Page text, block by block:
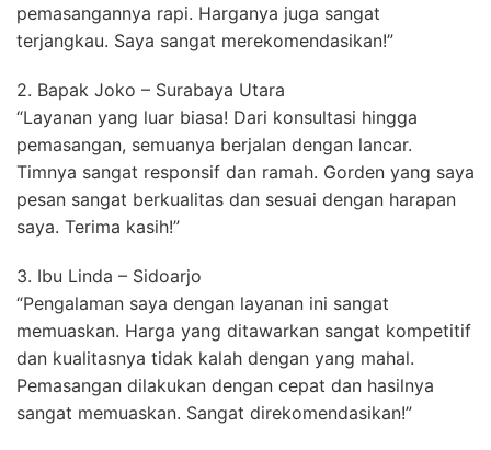
pemasangannya rapi. Harganya juga sangat
terjangkau. Saya sangat merekomendasikan!”
2. Bapak Joko – Surabaya Utara
“Layanan yang luar biasa! Dari konsultasi hingga
pemasangan, semuanya berjalan dengan lancar.
Timnya sangat responsif dan ramah. Gorden yang saya
pesan sangat berkualitas dan sesuai dengan harapan
saya. Terima kasih!”
3. Ibu Linda – Sidoarjo
“Pengalaman saya dengan layanan ini sangat
memuaskan. Harga yang ditawarkan sangat kompetitif
dan kualitasnya tidak kalah dengan yang mahal.
Pemasangan dilakukan dengan cepat dan hasilnya
sangat memuaskan. Sangat direkomendasikan!”